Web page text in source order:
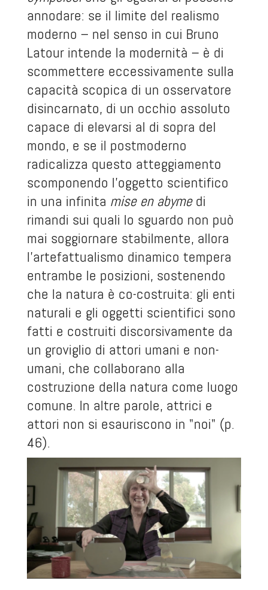
annodare: se il limite del realismo
moderno – nel senso in cui Bruno
Latour intende la modernità – è di
scommettere eccessivamente sulla
capacità scopica di un osservatore
disincarnato, di un occhio assoluto
capace di elevarsi al di sopra del
mondo, e se il postmoderno
radicalizza questo atteggiamento
scomponendo l’oggetto scientifico
in una infinita mise en abymedi
rimandi sui quali lo sguardo non può
mai soggiornare stabilmente, allora
l’artefattualismo dinamico tempera
entrambe le posizioni, sostenendo
che la natura è co-costruita: gli enti
naturali e gli oggetti scientifici sono
fatti e costruiti discorsivamente da
un groviglio di attori umani e non-
umani, che collaborano alla
costruzione della natura come luogo
comune. In altre parole, attrici e
attori non si esauriscono in "noi" (p.
46).